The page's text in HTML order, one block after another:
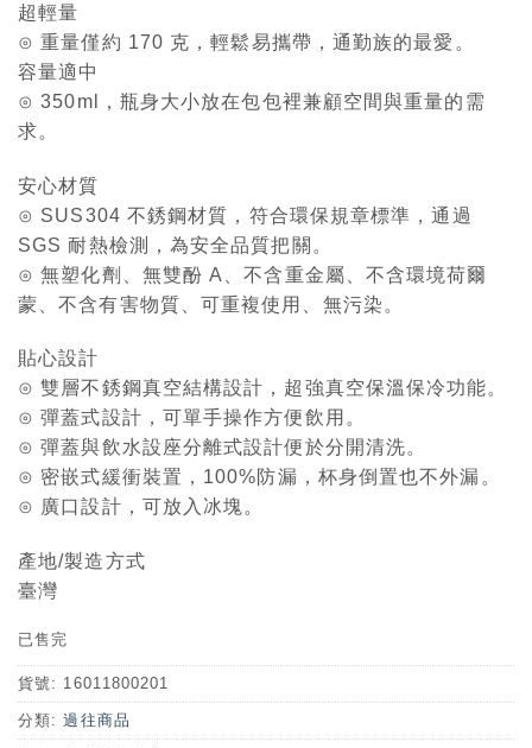
超輕量
⊙ 重量僅約 170 克，輕鬆易攜帶，通勤族的最愛。
容量適中
⊙ 350ml，瓶身大小放在包包裡兼顧空間與重量的需
求。
安心材質
⊙ SUS304 不銹鋼材質，符合環保規章標準，通過
SGS 耐熱檢測，為安全品質把關。
⊙ 無塑化劑、無雙酚 A、不含重金屬、不含環境荷爾
蒙、不含有害物質、可重複使用、無污染。
貼心設計
⊙ 雙層不銹鋼真空結構設計，超強真空保溫保冷功能。
⊙ 彈蓋式設計，可單手操作方便飲用。
⊙ 彈蓋與飲水設座分離式設計便於分開清洗。
⊙ 密嵌式緩衝裝置，100%防漏，杯身倒置也不外漏。
⊙ 廣口設計，可放入冰塊。
產地/製造方式
臺灣
已售完
貨號: 16011800201
分類:過往商品